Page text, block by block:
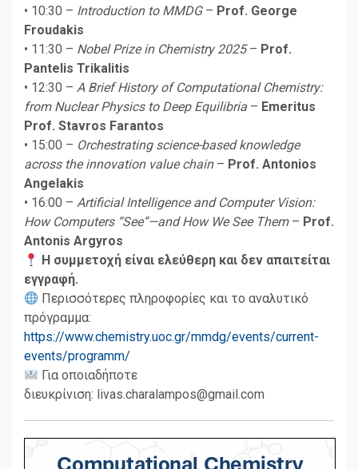
• 10:30 – Introduction to MMDG– Prof. George
Froudakis
• 11:30 – Nobel Prize in Chemistry 2025– Prof.
Pantelis Trikalitis
• 12:30 – A Brief History of Computational Chemistry:
from Nuclear Physics to Deep Equilibria – Emeritus
Prof. Stavros Farantos
• 15:00 – Orchestrating science-based knowledge
across the innovation value chain– Prof. Antonios
Angelakis
• 16:00 – Artificial Intelligence and Computer Vision:
How Computers “See”—and How We See Them– Prof.
Antonis Argyros
Η συμμετοχή είναι ελεύθερη και δεν απαιτείται
εγγραφή.
Περισσότερες πληροφορίες και το αναλυτικό
πρόγραμμα:
https://www.chemistry.uoc.gr/mmdg/events/current-
events/programm/
Για οποιαδήποτε
διευκρίνιση: livas.charalampos@gmail.com